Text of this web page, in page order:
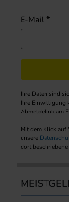
E-Mail
Ihre Daten sind
Ihre Einwilligung
Abmeldelink am
Mit dem Klick auf
unsere
dort